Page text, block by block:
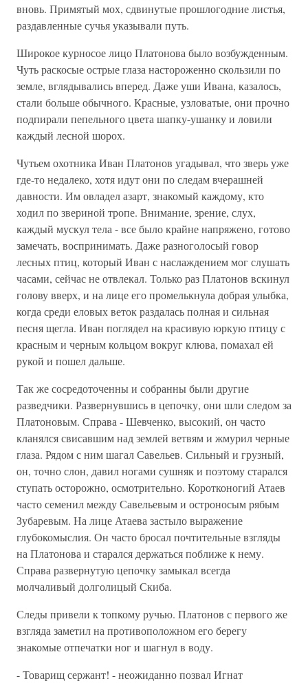
вновь. Примятый мох, сдвинутые прошлогодние листья,
раздавленные сучья указывали путь.
Широкое курносое лицо Платонова было возбужденным.
Чуть раскосые острые глаза настороженно скользили по
земле, вглядывались вперед. Даже уши Ивана, казалось,
стали больше обычного. Красные, узловатые, они прочно
подпирали пепельного цвета шапку-ушанку и ловили
каждый лесной шорох.
Чутьем охотника Иван Платонов угадывал, что зверь уже
где-то недалеко, хотя идут они по следам вчерашней
давности. Им овладел азарт, знакомый каждому, кто
ходил по звериной тропе. Внимание, зрение, слух,
каждый мускул тела - все было крайне напряжено, готово
замечать, воспринимать. Даже разноголосый говор
лесных птиц, который Иван с наслаждением мог слушать
часами, сейчас не отвлекал. Только раз Платонов вскинул
голову вверх, и на лице его промелькнула добрая улыбка,
когда среди еловых веток раздалась полная и сильная
песня щегла. Иван поглядел на красивую юркую птицу с
красным и черным кольцом вокруг клюва, помахал ей
рукой и пошел дальше.
Так же сосредоточенны и собранны были другие
разведчики. Развернувшись в цепочку, они шли следом за
Платоновым. Справа - Шевченко, высокий, он часто
кланялся свисавшим над землей ветвям и жмурил черные
глаза. Рядом с ним шагал Савельев. Сильный и грузный,
он, точно слон, давил ногами сушняк и поэтому старался
ступать осторожно, осмотрительно. Коротконогий Атаев
часто семенил между Савельевым и остроносым рябым
Зубаревым. На лице Атаева застыло выражение
глубокомыслия. Он часто бросал почтительные взгляды
на Платонова и старался держаться поближе к нему.
Справа развернутую цепочку замыкал всегда
молчаливый долголицый Скиба.
Следы привели к топкому ручью. Платонов с первого же
взгляда заметил на противоположном его берегу
знакомые отпечатки ног и шагнул в воду.
- Товарищ сержант! - неожиданно позвал Игнат